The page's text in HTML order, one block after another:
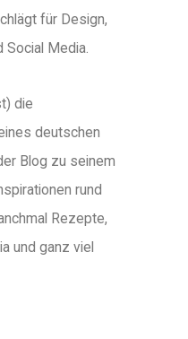
für Design,
Media.
die
deutschen
Blog zu seinem
rund
Rezepte,
und ganz viel